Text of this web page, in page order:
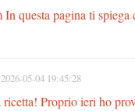
questa pagina ti spiega
2026-05-04 19:45:28
Proprio ieri ho